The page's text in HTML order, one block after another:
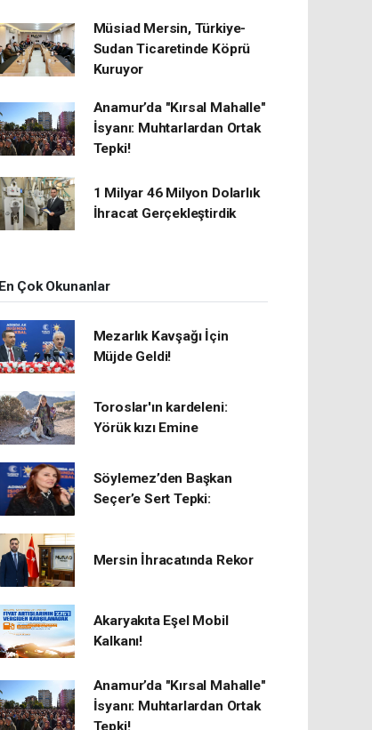
Müsiad Mersin, Türkiye-
Sudan Ticaretinde Köprü
Kuruyor
Anamur’da "Kırsal Mahalle"
İsyanı: Muhtarlardan Ortak
Tepki!
1 Milyar 46 Milyon Dolarlık
İhracat Gerçekleştirdik
En Çok Okunanlar
Mezarlık Kavşağı İçin
Müjde Geldi!
Toroslar'ın kardeleni:
Yörük kızı Emine
Söylemez’den Başkan
Seçer’e Sert Tepki:
Mersin İhracatında Rekor
​Akaryakıta Eşel Mobil
Kalkanı!
Anamur’da "Kırsal Mahalle"
İsyanı: Muhtarlardan Ortak
Tepki!